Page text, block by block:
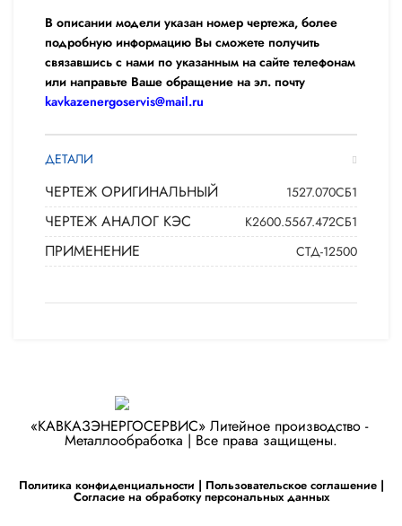
В описании модели указан номер чертежа, более
подробную информацию Вы сможете получить
связавшись с нами по указанным на сайте телефонам
или направьте Ваше обращение на эл. почту
kavkazenergoservis@mail.ru
ДЕТАЛИ
ЧЕРТЕЖ ОРИГИНАЛЬНЫЙ 1527.070СБ1
ЧЕРТЕЖ АНАЛОГ КЭС К2600.5567.472СБ1
ПРИМЕНЕНИЕ СТД-12500
«КАВКАЗЭНЕРГОСЕРВИС» ​Литейное производство - ​
Металлообработка | Все права защищены.
Политика конфиденциальности | Пользовательское соглашение|
Согласие на обработку персональных данных